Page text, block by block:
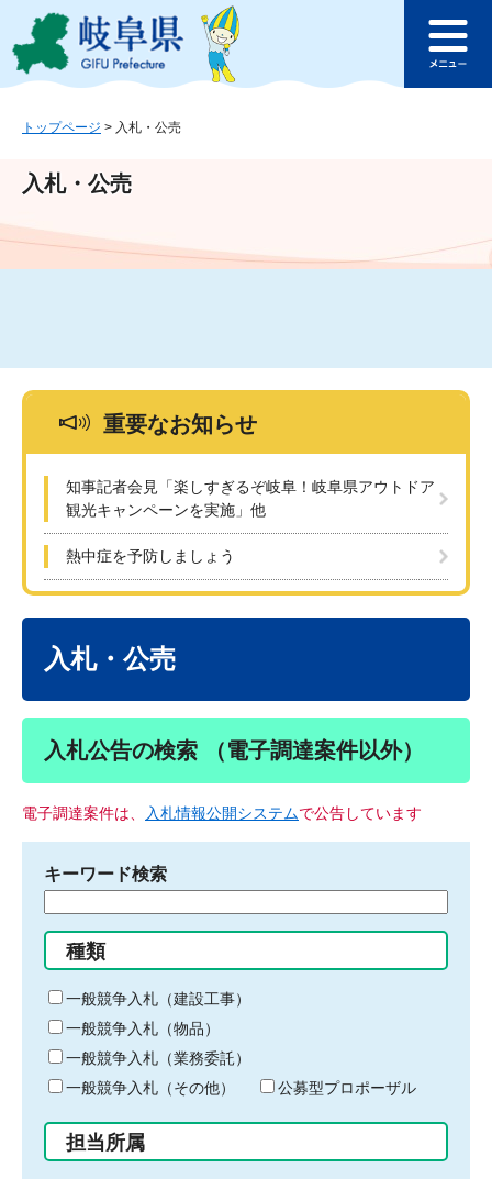
ジ
ュ
文
このページの本文へ
ュ
トップページ > 入札・公売
入札・公売
重要なお知らせ
知事記者会見「楽しすぎるぞ岐阜！岐阜県アウトドア
観光キャンペーンを実施」他
熱中症を予防しましょう
入札・公売
入札公告の検索 （電子調達案件以外）
電子調達案件は、 入札情報公開システムで公告しています
キーワード検索
る
キ
ー
ワ
ー
ド
入
力
種類
一般競争入札（建設工事）
一般競争入札（物品）
一般競争入札（業務委託）
一般競争入札（その他）
公募型プロポーザル
担当所属